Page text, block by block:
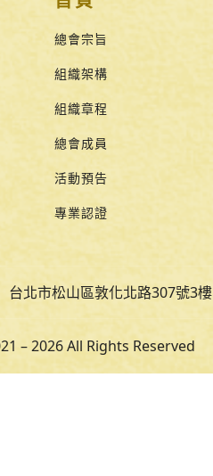
總會宗旨
組織架構
組織章程
總會成員
活動預告
專業認證
台北市松山區敦化北路307號3樓
– 2026 All Rights Reserved